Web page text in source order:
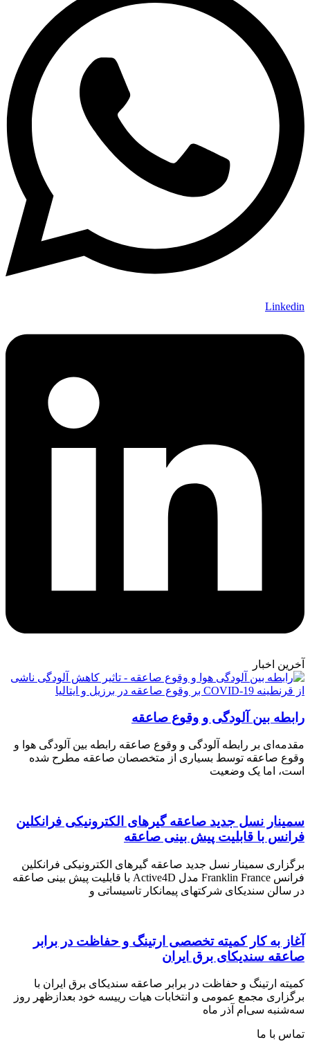
Linkedin
آخرین اخبار
رابطه بین آلودگی و وقوع صاعقه
مقدمه‌ای بر رابطه آلودگی و وقوع صاعقه رابطه بین آلودگی هوا و
وقوع صاعقه توسط بسیاری از متخصصان صاعقه مطرح شده
است، اما یک وضعیت
سمینار نسل جدید صاعقه گیرهای الکترونیکی فرانکلین
فرانس با قابلیت پیش بینی صاعقه
برگزاری سمینار نسل جدید صاعقه گیرهای الکترونیکی فرانکلین
فرانس Franklin France مدل Active4D با قابلیت پیش بینی صاعقه
در سالن سندیکای شرکتهای پیمانکار تاسیساتی و
آغاز به کار کمیته تخصصی ارتینگ و حفاظت در برابر
صاعقه سندیکای برق ایران
کمیته ارتینگ و حفاظت در برابر صاعقه سندیکای برق ایران با
برگزاری مجمع عمومی و انتخابات هیات رییسه خود بعدازظهر روز
سه‌شنبه سی‌ام آذر ماه
تماس با ما